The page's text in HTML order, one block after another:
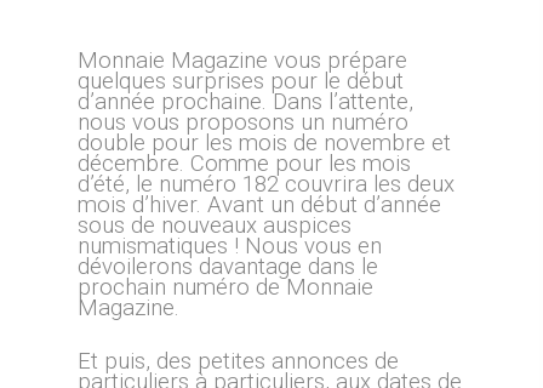
Monnaie Magazine vous prépare
quelques surprises pour le début
d’année prochaine. Dans l’attente,
nous vous proposons un numéro
double pour les mois de novembre et
décembre. Comme pour les mois
d’été, le numéro 182 couvrira les deux
mois d’hiver. Avant un début d’année
sous de nouveaux auspices
numismatiques ! Nous vous en
dévoilerons davantage dans le
prochain numéro de Monnaie
Magazine.
Et puis, des petites annonces de
particuliers à particuliers, aux dates de